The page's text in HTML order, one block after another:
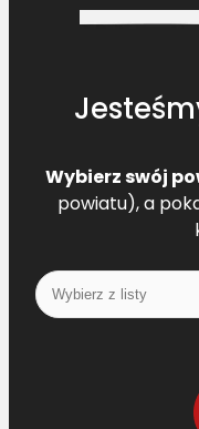
Wybierz swój
powiatu), a